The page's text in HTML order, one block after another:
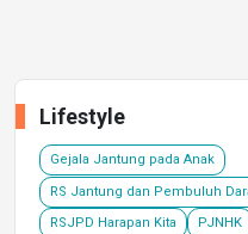
Lifestyle
Gejala Jantung pada Anak
RS Jantung dan Pembuluh
RSJPD Harapan Kita PJNHK